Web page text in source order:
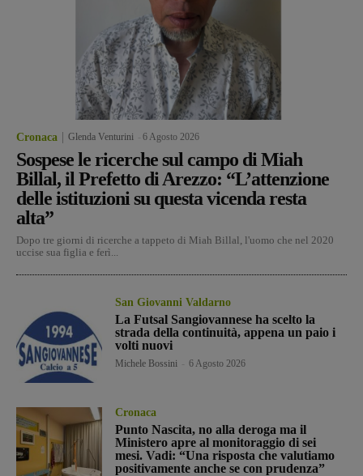
Cronaca Glenda Venturini 6 Agosto 2026
Sospese le ricerche sul campo di Miah
Billal, il Prefetto di Arezzo: “L’attenzione
delle istituzioni su questa vicenda resta
alta”
Dopo tre giorni di ricerche a tappeto di Miah Billal, l'uomo che nel 2020
uccise sua figlia e ferì...
San Giovanni Valdarno
La Futsal Sangiovannese ha scelto la
strada della continuità, appena un paio i
volti nuovi
Michele Bossini 6 Agosto 2026
Cronaca
Punto Nascita, no alla deroga ma il
Ministero apre al monitoraggio di sei
mesi. Vadi: “Una risposta che valutiamo
positivamente anche se con prudenza”